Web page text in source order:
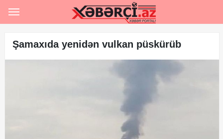
Rəsmi
Şamaxıda yenidən vulkan püskürüb